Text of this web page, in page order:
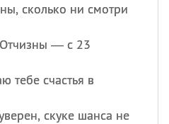
сколько ни смотри
— с 23
тебе счастья в
скуке шанса не